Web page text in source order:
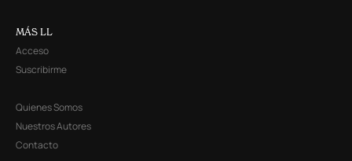
MÁS LL
Acceso
Suscribirme
Quienes Somos
Nuestros Autores
Contacto